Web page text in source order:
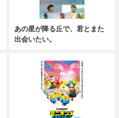
あの星が降る丘で、君とまた
出会いたい。